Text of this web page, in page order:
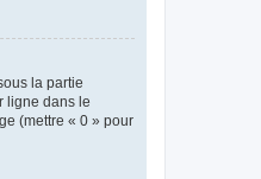
la partie
ligne dans le
(mettre « 0 » pour